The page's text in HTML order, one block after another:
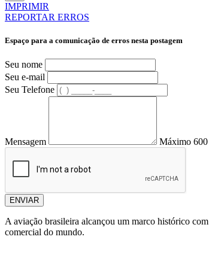
IMPRIMIR
REPORTAR ERROS
Espaço para a comunicação de erros nesta postagem
Seu nome
Seu e-mail
Seu Telefone
Mensagem Máximo 600
ENVIAR
A aviação brasileira alcançou um marco histórico com
comercial do mundo.